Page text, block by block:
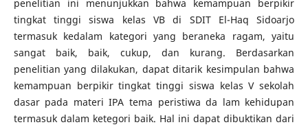
penelitian ini menunjukkan bahwa kemampuan berpikir
tingkat tinggi siswa kelas VB di SDIT El-Haq Sidoarjo
termasuk kedalam kategori yang beraneka ragam, yaitu
sangat baik, baik, cukup, dan kurang. Berdasarkan
penelitian yang dilakukan, dapat ditarik kesimpulan bahwa
kemampuan berpikir tingkat tinggi siswa kelas V sekolah
dasar pada materi IPA tema peristiwa da lam kehidupan
termasuk dalam ketegori baik. Hal ini dapat dibuktikan dari